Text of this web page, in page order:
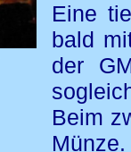
Eine
bald
der
Beim